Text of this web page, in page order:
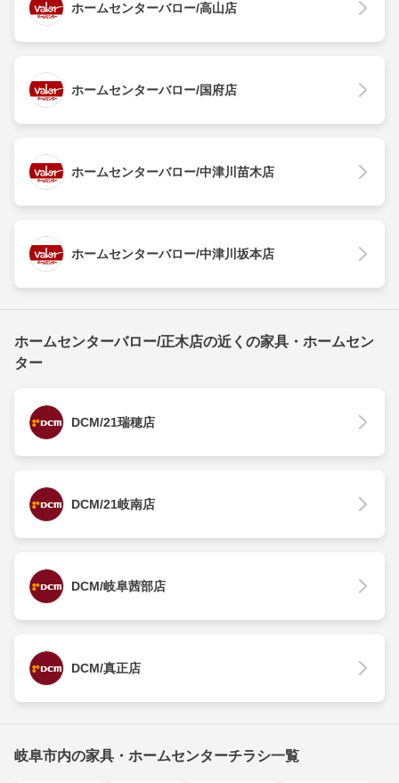
ホームセンターバロー/高山店
ホームセンターバロー/国府店
ホームセンターバロー/中津川苗木店
ホームセンターバロー/中津川坂本店
ホームセンターバロー/正木店の近くの家具・ホームセン
ター
DCM/21瑞穂店
DCM/21岐南店
DCM/岐阜茜部店
DCM/真正店
岐阜市内の家具・ホームセンターチラシ一覧